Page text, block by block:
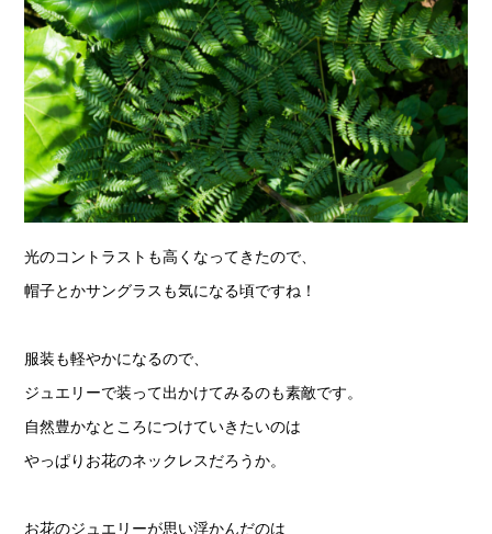
光のコントラストも高くなってきたので、
帽子とかサングラスも気になる頃ですね！
服装も軽やかになるので、
ジュエリーで装って出かけてみるのも素敵です。
自然豊かなところにつけていきたいのは
やっぱりお花のネックレスだろうか。
お花のジュエリーが思い浮かんだのは